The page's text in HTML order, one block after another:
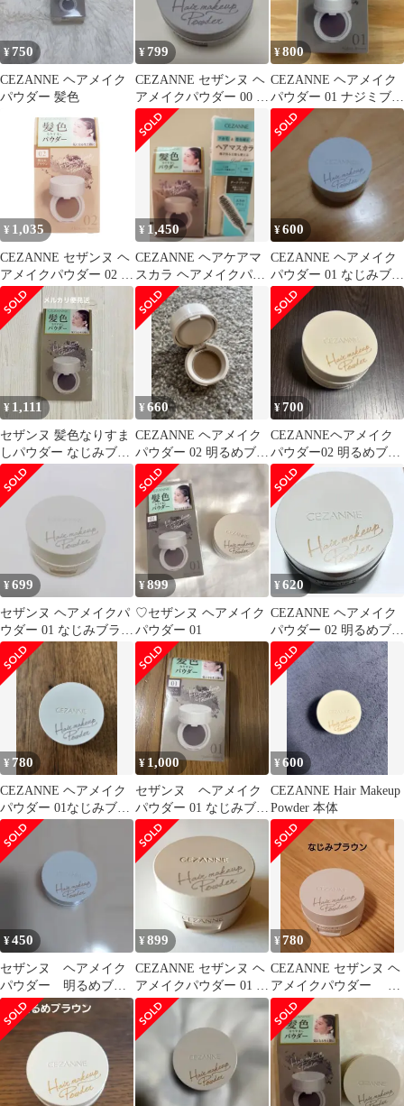
¥750
CEZANNE ヘアメイク
パウダー 髪色
¥799
CEZANNE セザンヌ ヘ
アメイクパウダー 00 ダ
ークブラウン 残量9割
以上
¥800
CEZANNE ヘアメイク
パウダー 01 ナジミブラ
ウン
¥ 1,035
CEZANNE セザンヌ ヘ
アメイクパウダー 02 明
るめブラウン 4g 薄毛
白髪 生え際 分け目[定
形内郵便]
¥ 1,450
CEZANNE ヘアケアマ
スカラ ヘアメイクパウ
ダー
¥600
CEZANNE ヘアメイク
パウダー 01 なじみブラ
ウン 本体
¥ 1,111
セザンヌ 髪色なりすま
しパウダー なじみブラ
ウン
¥660
CEZANNE ヘアメイク
パウダー 02 明るめブラ
ウン
¥700
CEZANNEヘアメイク
パウダー02 明るめブラ
ウン
¥699
セザンヌ ヘアメイクパ
ウダー 01 なじみブラウ
ン 4g
¥899
♡セザンヌ ヘアメイク
パウダー 01
¥620
CEZANNE ヘアメイク
パウダー 02 明るめブラ
ウン
¥ 780
CEZANNE ヘアメイク
パウダー 01なじみブラ
ウン
¥ 1,000
セザンヌ ヘアメイク
パウダー 01 なじみブラ
ウン
¥600
CEZANNE Hair Makeup
Powder 本体
¥450
セザンヌ ヘアメイク
パウダー 明るめブラ
ウン
¥899
CEZANNE セザンヌ ヘ
アメイクパウダー 01 な
じみブラウン
¥780
CEZANNE セザンヌ ヘ
アメイクパウダー
なじみブラウン 即日
発送